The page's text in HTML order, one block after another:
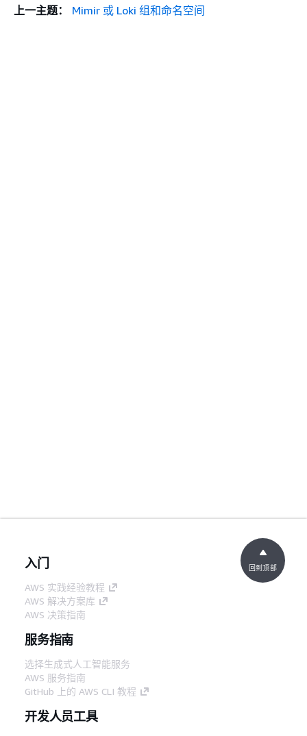
上一主题：
Mimir 或 Loki 组和命名空间
入门
AWS 实践经验教程
AWS 解决方案库
AWS 决策指南
服务指南
选择生成式人工智能服务
AWS 服务指南
GitHub 上的 AWS CLI 教程
开发人员工具
回到顶部